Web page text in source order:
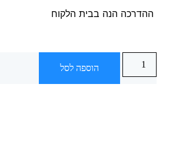
ההדרכה הנה בבית הלקוח
הוספה לסל